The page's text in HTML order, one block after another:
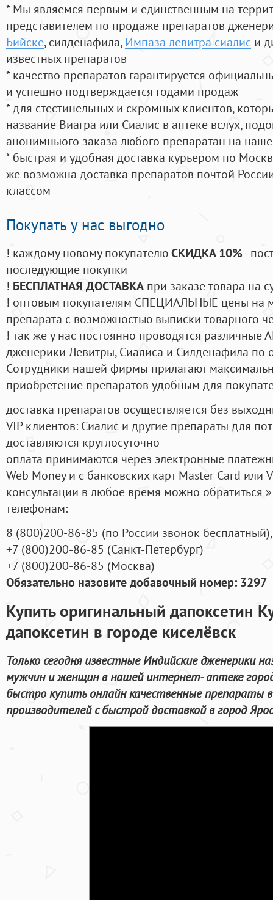
* Мы являемся первым и единственным на
представителем по продаже препаратов
Бийске, силденафила, Импаза левитра сиалис и
известных препаратов
* качество препаратов гарантируется
и успешно подтверждается годами продаж
* для стестинельных и скромных клиентов,
название Виагра или Сиалис в аптеке вслух,
анонимныого заказа любого препаратан на
* быстрая и удобная доставка курьером по
же возможна доставка препаратов почтой
классом
Покупать у нас выгодно
! каждому новому покупателюСКИДКА 10%-
последующие покупки
! БЕСПЛАТНАЯ ДОСТАВКА при заказе товара на
! оптовым покупателям СПЕЦИАЛЬНЫЕ цены на
препарата с возможностью выписки товарного
! так же у нас постоянно проводятся
дженерики Левитры, Сиалиса и Силденафила по
Cотрудники нашей фирмы прилагают
приобретение препаратов удобным для
доставка препаратов осуществляется без
VIP клиентов: Сиалис и другие препараты для
доставляются круглосуточно
оплата принимаются через электронные
Web Money и с банковских карт Master Card или
консультации в любое время можно обратиться
телефонам:
8 (800)200-86-85 (по России звонок бесплатный),
+7 (800)200-86-85 (Санкт-Петербург)
+7 (800)200-86-85 (Москва)
Обязательно назовите добавочный номер: 3297
Купить оригинальный дапоксетин
дапоксетин в городе киселёвск
Только сегодня известные Индийские дженерики
мужчин и женщин в нашей интернет- аптеке
быстро купить онлайн качественные препараты
производителей с быстрой доставкой в город